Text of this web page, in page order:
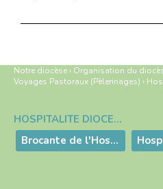
Notre diocèse › Organisation du
Voyages Pastoraux (Pèlerinages) ›
Navigation
HOSPITALITÉ DIOCÉSAINE DE BELLEY-ARS
Brocante de l'Hospitalité